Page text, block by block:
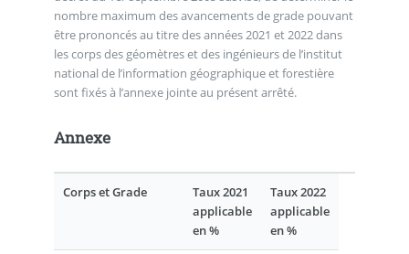
nombre maximum des avancements de grade pouvant
être prononcés au titre des années 2021 et 2022 dans
les corps des géomètres et des ingénieurs de l’institut
national de l’information géographique et forestière
sont fixés à l’annexe jointe au présent arrêté.
Annexe
Corps et Grade
Taux 2021
applicable
en %
Taux 2022
applicable
en %